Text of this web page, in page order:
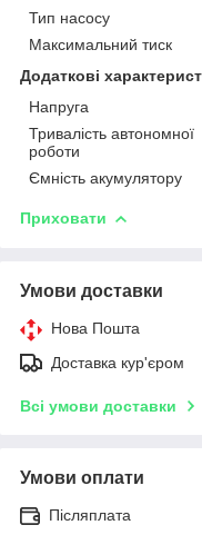
Тип насосу
Максимальний тиск
Додаткові
Напруга
Тривалість автономної
роботи
Ємність акумулятору
Приховати
Умови доставки
Нова Пошта
Доставка кур'єром
Всі умови доставки
Умови оплати
Післяплата